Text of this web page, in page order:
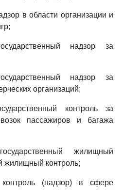
в области организации и
надзор за
надзор за
организаций;
контроль за
пассажиров и багажа
жилищный
жилищный контроль;
контроль (надзор) в сфере